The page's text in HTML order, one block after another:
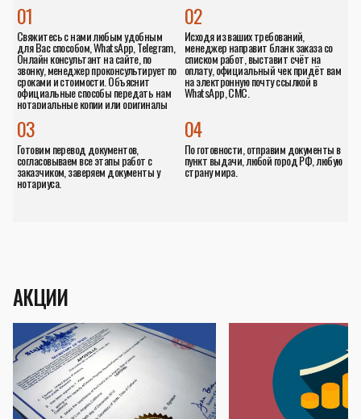
01
Свяжитесь с нами любым удобным
для Вас способом, WhatsApp, Telegram,
Онлайн консультант на сайте, по
звонку, менеджер проконсультирует по
сроками и стоимости. Объяснит
официальные способы передать нам
нотариальные копии или оригиналы
02
Исходя из ваших требований,
менеджер направит бланк заказа со
списком работ, выставит счёт на
оплату, официальный чек придёт вам
на электронную почту ссылкой в
WhatsApp, СМС.
04
По готовности, отправим документы в
пункт выдачи, любой город РФ, любую
страну мира.
03
Готовим перевод документов,
согласовываем все этапы работ с
заказчиком, заверяем документы у
нотариуса.
АКЦИИ